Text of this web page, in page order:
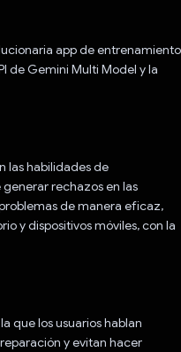
app de entrenamiento
de Gemini Multi Model y la
las habilidades de
rechazos en las
de manera eficaz,
y dispositivos móviles, con la
que los usuarios hablan
y evitan hacer